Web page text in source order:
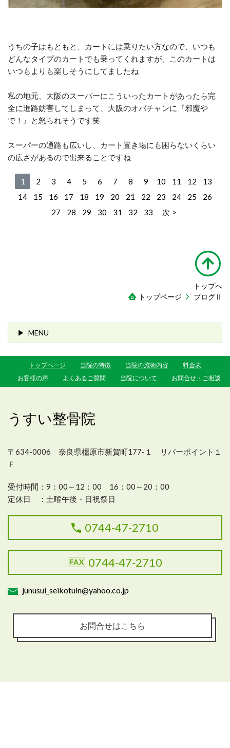
うちの子はもともと、カートには乗りたい方なので、いつも
どんなタイプのカートでも乗ってくれますが、このカートは
いつもよりも楽しそうにしてましたね
私の地元、大阪のスーパーにこういったカートがあったら完
全に進路妨害してしまって、大阪のオバチャンに『邪魔や
で！』と怒られそうです笑
スーパーの通路も広いし、カート置き場にも困らないくらい
の広さがあるので出来ることですね
1 2 3 4 5 6 7 8 9 10 11 12
13
14
15 16 17 18 19 20 21 22 23 24 25
26
27
28 29 30 31 32 33 次
トップへ
トップページ
ブログⅡ
MENU
トップページ 当院の特徴 当院の施術内容
料金表
お客様の声
よくあるご質問 当院について お問合せ・ご相談
うすい整骨院
〒634-0006 奈良県橿原市新賀町177-１ リバーポイント１
Ｆ
受付時間： 9：00～12：00 16：00～20：00
定休日 ： 土曜午後・日祝祭日
0744-47-2710
0744-47-2710
junusui_seikotuin@yahoo.co.jp
お問合せはこちら